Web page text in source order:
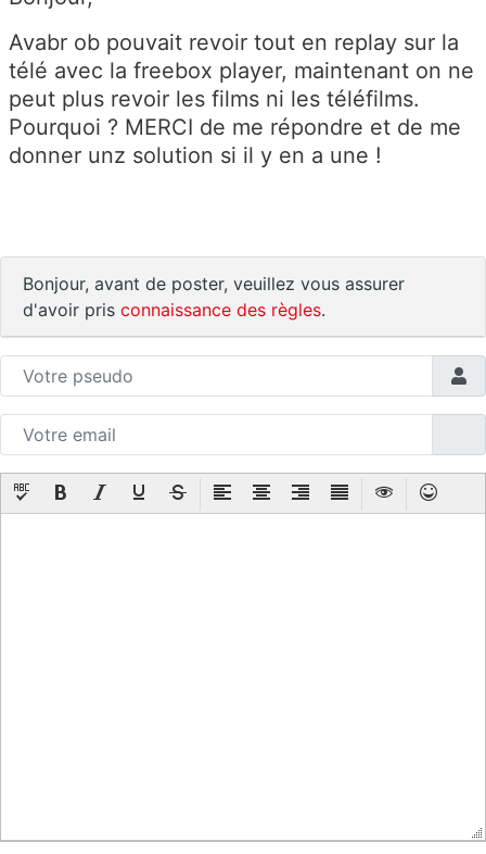
Avabr ob pouvait revoir tout en replay sur la
télé avec la freebox player, maintenant on ne
peut plus revoir les films ni les téléfilms.
Pourquoi ? MERCI de me répondre et de me
donner unz solution si il y en a une !
Bonjour, avant de poster, veuillez vous assurer
d'avoir pris connaissance des règles.